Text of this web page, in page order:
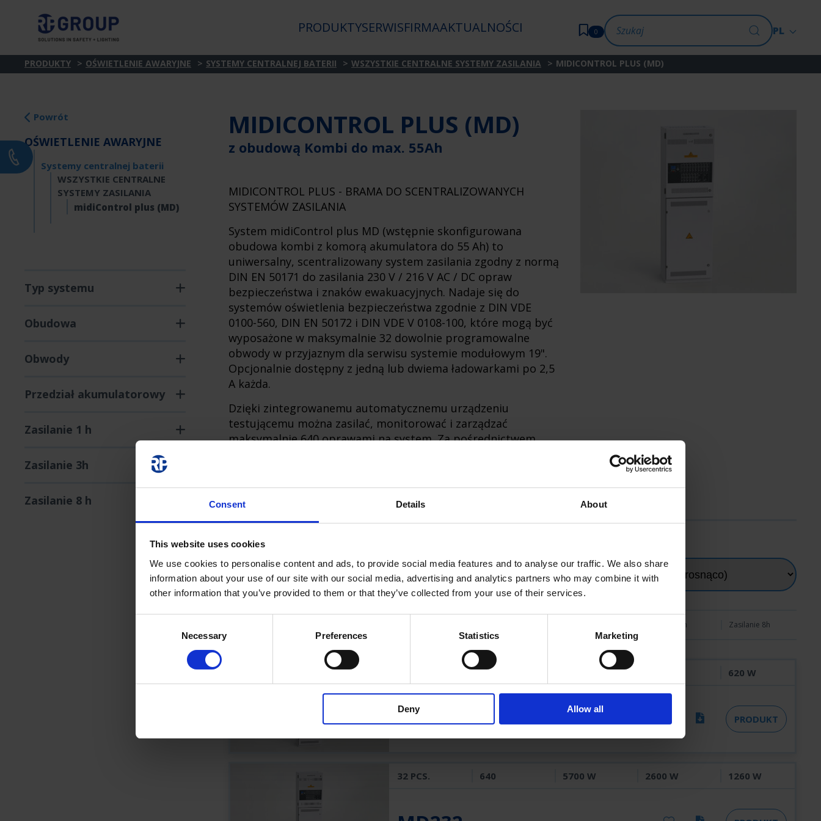
Consent Details About
This website uses cookies
We use cookies to personalise content and ads, to provide social media features and to analyse our traffic. We also share
information about your use of our site with our social media, advertising and analytics partners who may combine it with
other information that you’ve provided to them or that they’ve collected from your use of their services.
Necessary Preferences Statistics Marketing
Deny Allow all
PRODUKTYSERWISFIRMAAKTUALNOŚCI 0 PL
PRODUKTY OŚWIETLENIE AWARYJNE SYSTEMY CENTRALNEJ BATERII WSZYSTKIE CENTRALNE SYSTEMY ZASILANIA MIDICONTROL PLUS (MD)
Powrót
OŚWIETLENIE AWARYJNE
Systemy centralnej baterii
WSZYSTKIE CENTRALNE
SYSTEMY ZASILANIA
midiControl plus (MD)
Typ systemu
Obudowa
Obwody
Przedział akumulatorowy
Zasilanie 1 h
Zasilanie 3h
Zasilanie 8 h
MIDICONTROL PLUS (MD)
z obudową Kombi do max. 55Ah
MIDICONTROL PLUS - BRAMA DO SCENTRALIZOWANYCH
SYSTEMÓW ZASILANIA
System midiControl plus MD (wstępnie skonfigurowana
obudowa kombi z komorą akumulatora do 55 Ah) to
uniwersalny, scentralizowany system zasilania zgodny z normą
DIN EN 50171 do zasilania 230 V / 216 V AC / DC opraw
bezpieczeństwa i znaków ewakuacyjnych. Nadaje się do
systemów oświetlenia bezpieczeństwa zgodnie z DIN VDE
0100-560, DIN EN 50172 i DIN VDE V 0108-100, które mogą być
wyposażone w maksymalnie 32 dowolnie programowalne
obwody w przyjaznym dla serwisu systemie modułowym 19".
Opcjonalnie dostępny z jedną lub dwiema ładowarkami po 2,5
A każda.
Dzięki zintegrowanemu automatycznemu urządzeniu
testującemu można zasilać, monitorować i zarządzać
maksymalnie 640 oprawami na system. Za pośrednictwem
obwody lub 20 480 opraw.
Zasilanie 3h Zasilanie 8h
640 620 W
MD132 PRODUKT
32 PCS. 640 5700 W 2600 W 1260 W